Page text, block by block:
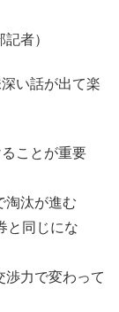
者）
い話が出て楽
ことが重要
淘汰が進む
と同じにな
渉力で変わって